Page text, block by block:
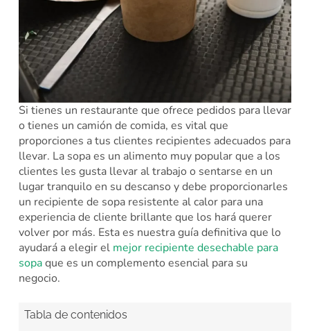
Si tienes un restaurante que ofrece pedidos para llevar
o tienes un camión de comida, es vital que
proporciones a tus clientes recipientes adecuados para
llevar. La sopa es un alimento muy popular que a los
clientes les gusta llevar al trabajo o sentarse en un
lugar tranquilo en su descanso y debe proporcionarles
un recipiente de sopa resistente al calor para una
experiencia de cliente brillante que los hará querer
volver por más. Esta es nuestra guía definitiva que lo
ayudará a elegir el mejor recipiente desechable para
sopaque es un complemento esencial para su
negocio.
Tabla de contenidos